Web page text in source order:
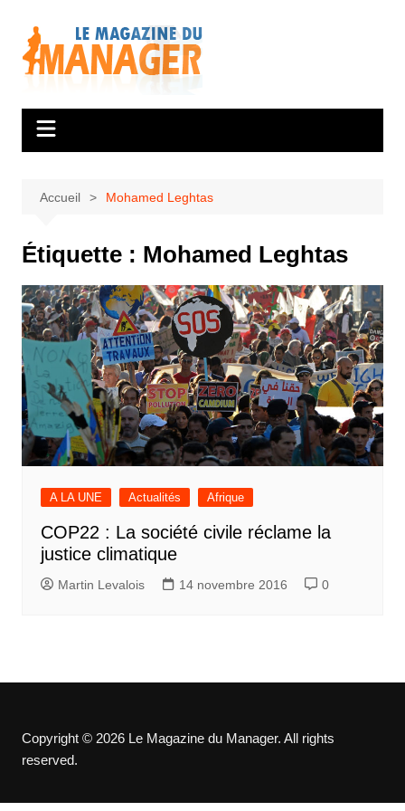
contenu
Accueil Mohamed Leghtas
Étiquette : Mohamed Leghtas
A LA UNE Actualités Afrique
COP22 : La société civile réclame la
justice climatique
Martin Levalois 14 novembre 2016 0
Copyright © 2026 Le Magazine du Manager. All rights
reserved.